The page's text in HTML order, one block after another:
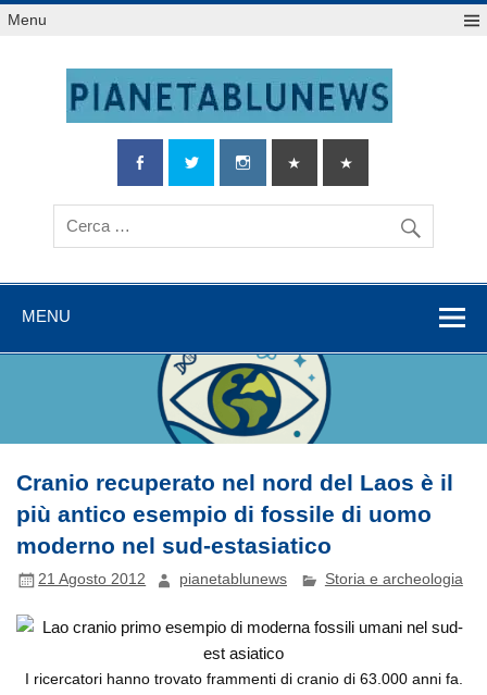
Salta
alMenu
MENU
Cranio recuperato nel nord del Laos è il
più antico esempio di fossile di uomo
moderno nel sud-estasiatico
21 Agosto 2012 pianetablunews Storia e archeologia
I ricercatori hanno trovato frammenti di cranio di 63.000 anni fa.